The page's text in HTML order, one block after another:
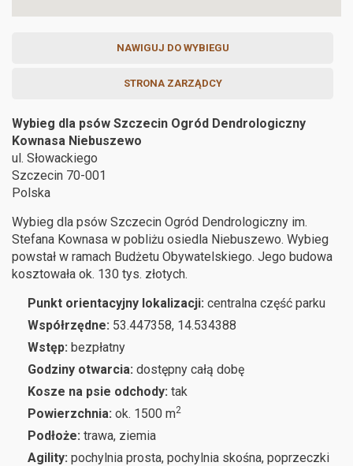
NAWIGUJ DO WYBIEGU
STRONA ZARZĄDCY
Wybieg dla psów Szczecin Ogród Dendrologiczny
Kownasa Niebuszewo
ul. Słowackiego
Szczecin 70-001
Polska
Wybieg dla psów Szczecin Ogród Dendrologiczny im.
Stefana Kownasa w pobliżu osiedla Niebuszewo. Wybieg
powstał w ramach Budżetu Obywatelskiego. Jego budowa
kosztowała ok. 130 tys. złotych.
Punkt orientacyjny lokalizacji: centralna część parku
Współrzędne: 53.447358, 14.534388
Wstęp: bezpłatny
Godziny otwarcia: dostępny całą dobę
Kosze na psie odchody: tak
Powierzchnia: ok. 1500 m2
Podłoże: trawa, ziemia
Agility: pochylnia prosta, pochylnia skośna, poprzeczki